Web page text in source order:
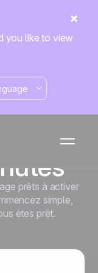
you like to view
prêts à activer
simple,
êtes prêt.